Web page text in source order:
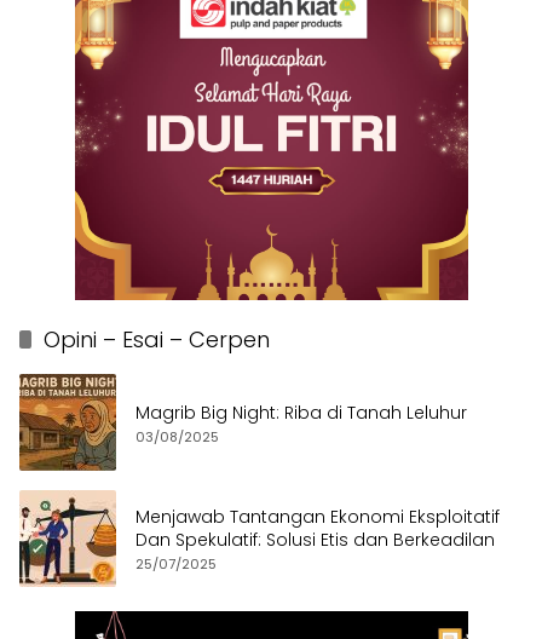
Opini – Esai – Cerpen
Magrib Big Night: Riba di Tanah Leluhur
03/08/2025
Menjawab Tantangan Ekonomi Eksploitatif
Dan Spekulatif: Solusi Etis dan Berkeadilan
25/07/2025